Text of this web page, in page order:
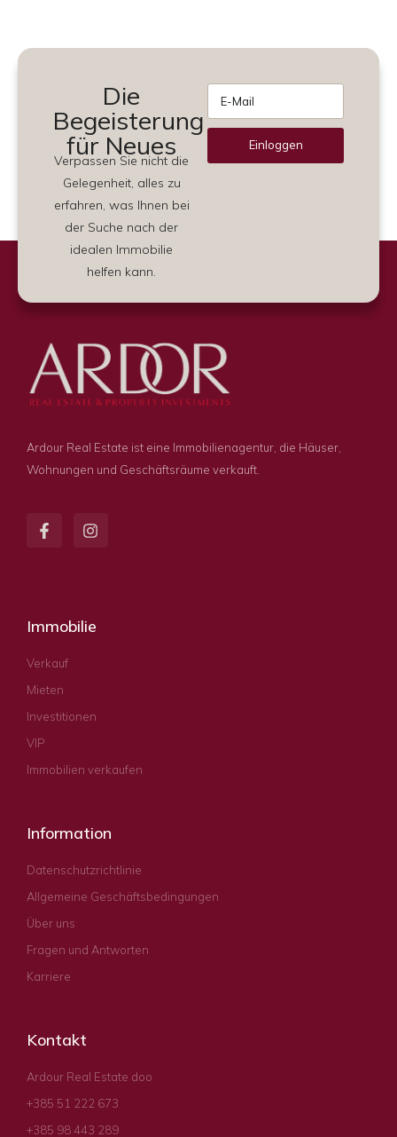
Die
Begeisterung
für Neues
Verpassen Sie nicht die
Gelegenheit, alles zu
erfahren, was Ihnen bei
der Suche nach der
idealen Immobilie
helfen kann.
Einloggen
Ardour Real Estate ist eine Immobilienagentur, die Häuser,
Wohnungen und Geschäftsräume verkauft.
Immobilie
Verkauf
Mieten
Investitionen
VIP
Immobilien verkaufen
Information
Datenschutzrichtlinie
Allgemeine Geschäftsbedingungen
Über uns
Fragen und Antworten
Karriere
Kontakt
Ardour Real Estate doo
+385 51 222 673
+385 98 443 289